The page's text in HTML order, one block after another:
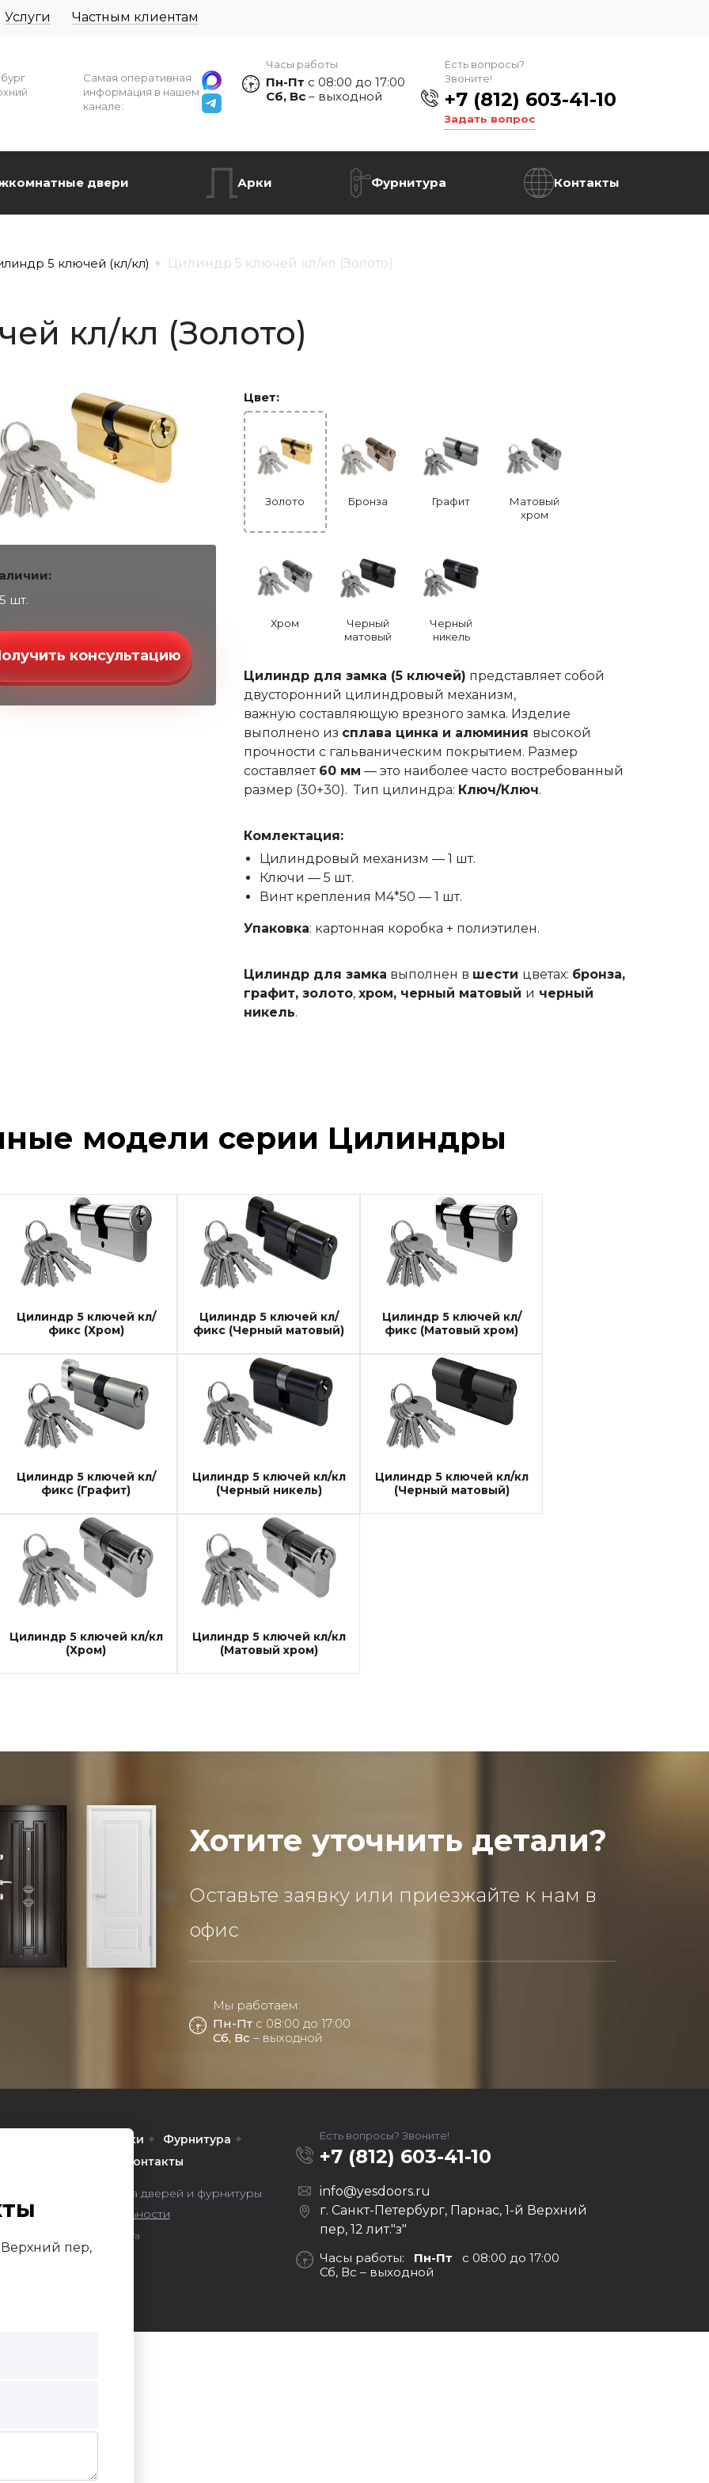
Услуги Частным клиентам
Самая оперативная
информация в нашем
канале:
Часы работы
Пн-Пт с 08:00 до 17:00
Сб, Вс – выходной
Есть вопросы?
Звоните!
+7 (812) 603-41-10
Задать вопрос
двери Арки Фурнитура Контакты
5 ключей (кл/кл) Цилиндр 5 ключей кл/кл (Золото)
кл/кл (Золото)
шт.
Получить консультацию
Цвет:
Бронза Графит
Золото
Матовый
хром
Хром
Черный
матовый
Черный
никель
Цилиндр для замка (5 ключей) представляет собой
двусторонний цилиндровый механизм,
важную составляющую врезного замка. Изделие
выполнено из сплава цинка и алюминия высокой
прочности с гальваническим покрытием. Размер
составляет 60 мм — это наиболее часто востребованный
размер (30+30). Тип цилиндра: Ключ/Ключ.
Комлектация:
Цилиндровый механизм — 1 шт.
Ключи — 5 шт.
Винт крепления М4*50 — 1 шт.
Упаковка: картонная коробка + полиэтилен.
Цилиндр для замка выполнен в шести цветах: бронза,
графит, золото, хром, черный матовый и черный
никель.
модели серии Цилиндры
Цилиндр 5 ключей кл/
фикс (Хром)
Цилиндр 5 ключей кл/
фикс (Черный матовый)
Цилиндр 5 ключей кл/
фикс (Матовый хром)
Цилиндр 5 ключей кл/
фикс (Графит)
Цилиндр 5 ключей кл/кл
(Черный никель)
Цилиндр 5 ключей кл/кл
(Черный матовый)
Цилиндр 5 ключей кл/кл
(Хром)
Цилиндр 5 ключей кл/кл
(Матовый хром)
Хотите уточнить детали?
Оставьте заявку или приезжайте к нам в
офис
Мы работаем:
Пн-Пт с 08:00 до 17:00
Сб, Вс – выходной
Верхний пер,
Арки
Фурнитура
Контакты
— оптовая продажа дверей и фурнитуры
конфиденциальности
Продвижение сайта
Darvin Studio
Есть вопросы? Звоните!
+7 (812) 603-41-10
info@yesdoors.ru
г. Санкт-Петербург, Парнас, 1-й Верхний
пер, 12 лит."з"
Часы работы: Пн-Пт с 08:00 до 17:00
Сб, Вс – выходной